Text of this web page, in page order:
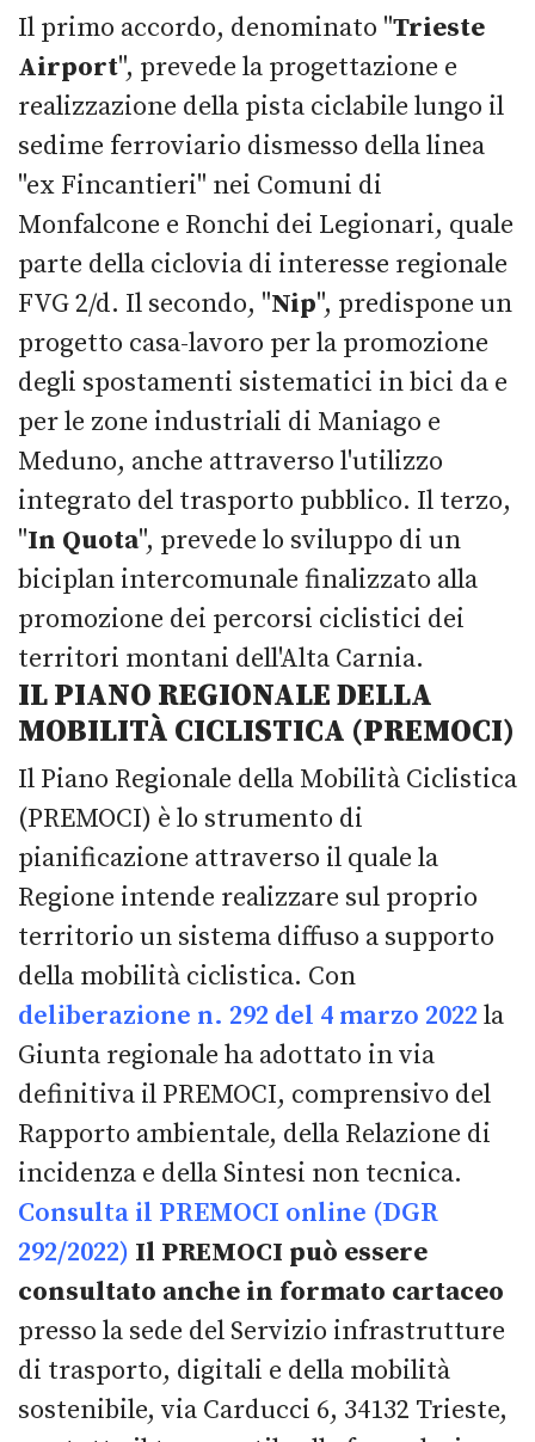
Il primo accordo, denominato "Trieste
Airport", prevede la progettazione e
realizzazione della pista ciclabile lungo il
sedime ferroviario dismesso della linea
"ex Fincantieri" nei Comuni di
Monfalcone e Ronchi dei Legionari, quale
parte della ciclovia di interesse regionale
FVG 2/d. Il secondo, "Nip", predispone un
progetto casa-lavoro per la promozione
degli spostamenti sistematici in bici da e
per le zone industriali di Maniago e
Meduno, anche attraverso l'utilizzo
integrato del trasporto pubblico. Il terzo,
"In Quota", prevede lo sviluppo di un
biciplan intercomunale finalizzato alla
promozione dei percorsi ciclistici dei
territori montani dell'Alta Carnia.
IL PIANO REGIONALE DELLA
MOBILITÀ CICLISTICA (PREMOCI)
Il Piano Regionale della Mobilità Ciclistica
(PREMOCI) è lo strumento di
pianificazione attraverso il quale la
Regione intende realizzare sul proprio
territorio un sistema diffuso a supporto
della mobilità ciclistica. Con
deliberazione n. 292 del 4 marzo 2022 la
Giunta regionale ha adottato in via
definitiva il PREMOCI, comprensivo del
Rapporto ambientale, della Relazione di
incidenza e della Sintesi non tecnica.
Consulta il PREMOCI online (DGR
292/2022) Il PREMOCI può essere
consultato anche in formato cartaceo
presso la sede del Servizio infrastrutture
di trasporto, digitali e della mobilità
sostenibile, via Carducci 6, 34132 Trieste,